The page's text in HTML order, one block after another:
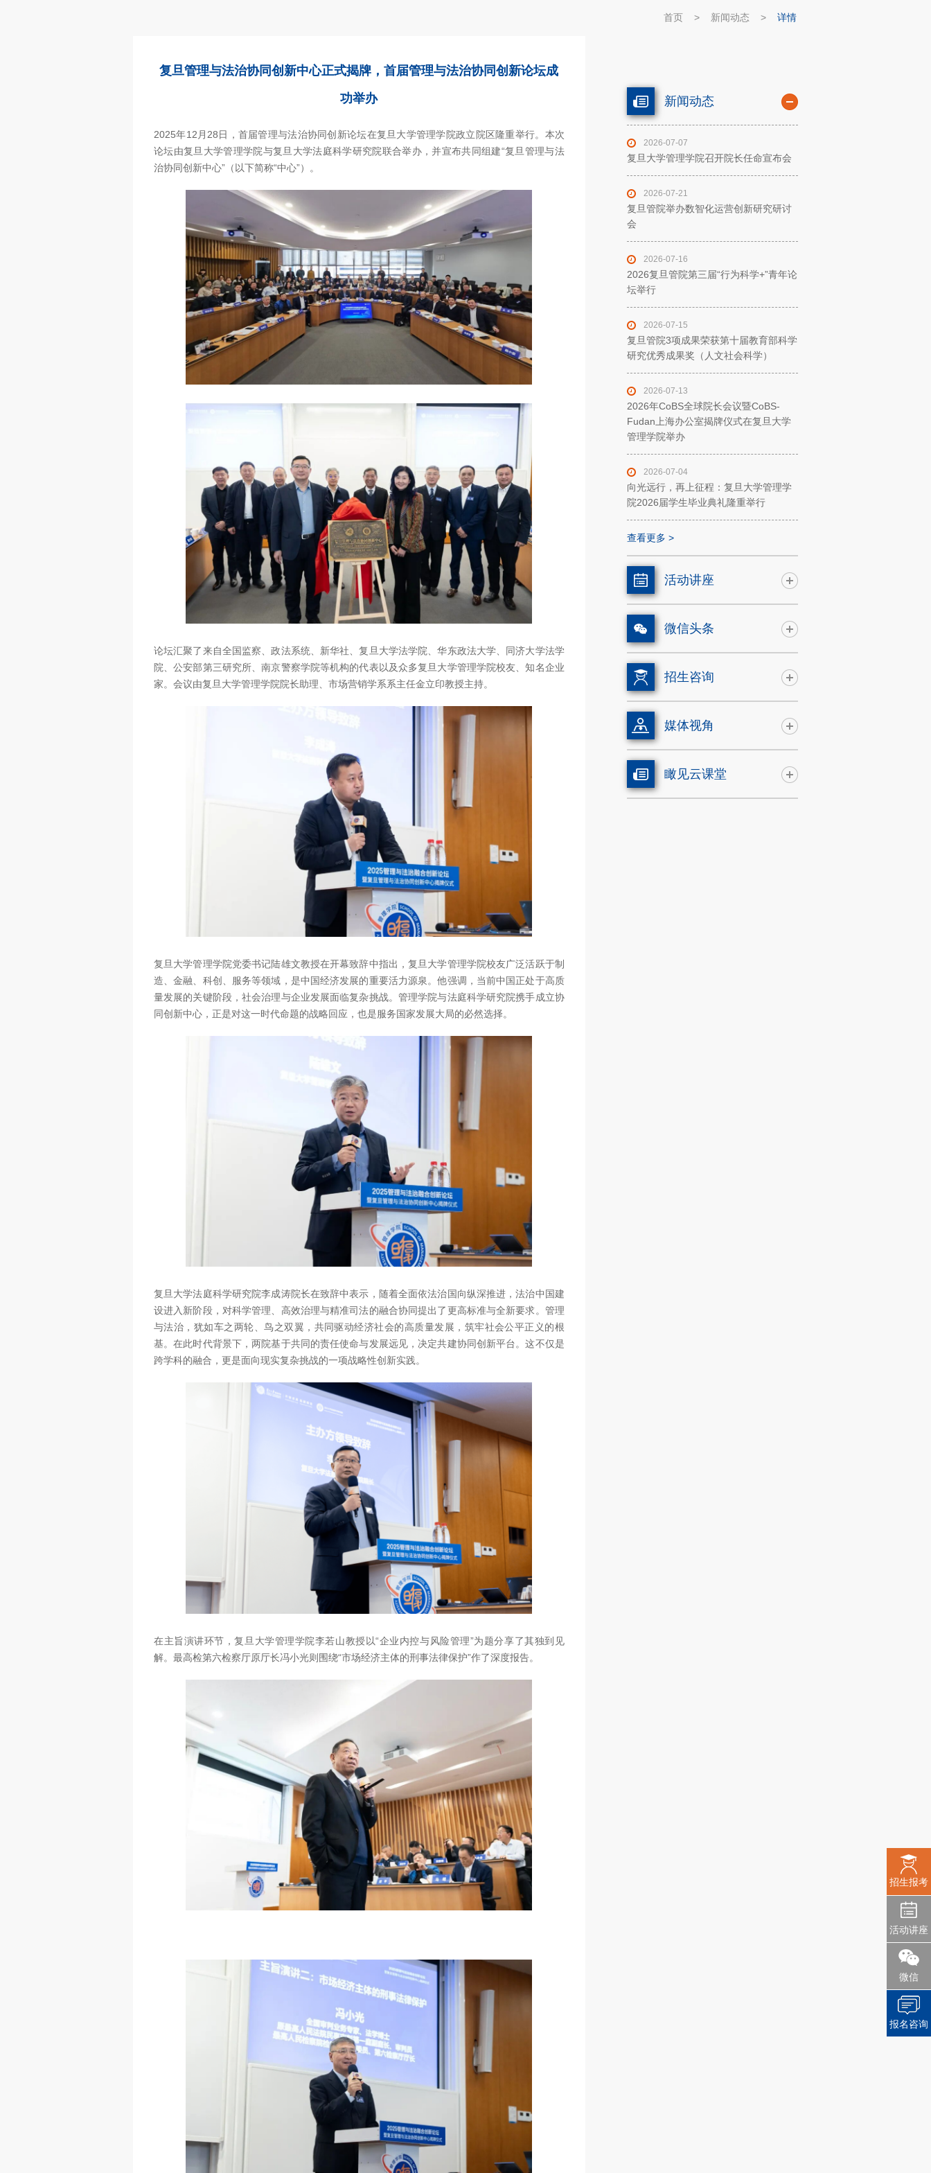
首页 > 新闻动态 > 详情
复旦管理与法治协同创新中心正式揭牌，首届管理与法治协同创新论坛成
功举办
2025年12月28日，首届管理与法治协同创新论坛在复旦大学管理学院政立院区隆重举行。本次
论坛由复旦大学管理学院与复旦大学法庭科学研究院联合举办，并宣布共同组建“复旦管理与法
治协同创新中心”（以下简称“中心”）。
论坛汇聚了来自全国监察、政法系统、新华社、复旦大学法学院、华东政法大学、同济大学法学
院、公安部第三研究所、南京警察学院等机构的代表以及众多复旦大学管理学院校友、知名企业
家。会议由复旦大学管理学院院长助理、市场营销学系系主任金立印教授主持。
复旦大学管理学院党委书记陆雄文教授在开幕致辞中指出，复旦大学管理学院校友广泛活跃于制
造、金融、科创、服务等领域，是中国经济发展的重要活力源泉。他强调，当前中国正处于高质
量发展的关键阶段，社会治理与企业发展面临复杂挑战。管理学院与法庭科学研究院携手成立协
同创新中心，正是对这一时代命题的战略回应，也是服务国家发展大局的必然选择。
复旦大学法庭科学研究院李成涛院长在致辞中表示，随着全面依法治国向纵深推进，法治中国建
设进入新阶段，对科学管理、高效治理与精准司法的融合协同提出了更高标准与全新要求。管理
与法治，犹如车之两轮、鸟之双翼，共同驱动经济社会的高质量发展，筑牢社会公平正义的根
基。在此时代背景下，两院基于共同的责任使命与发展远见，决定共建协同创新平台。这不仅是
跨学科的融合，更是面向现实复杂挑战的一项战略性创新实践。
在主旨演讲环节，复旦大学管理学院李若山教授以“企业内控与风险管理”为题分享了其独到见
解。最高检第六检察厅原厅长冯小光则围绕“市场经济主体的刑事法律保护”作了深度报告。
新闻动态
2026-07-07
复旦大学管理学院召开院长任命宣布会
2026-07-21
复旦管院举办数智化运营创新研究研讨
会
2026-07-16
2026复旦管院第三届“行为科学+”青年论
坛举行
2026-07-15
复旦管院3项成果荣获第十届教育部科学
研究优秀成果奖（人文社会科学）
2026-07-13
2026年CoBS全球院长会议暨CoBS-
Fudan上海办公室揭牌仪式在复旦大学
管理学院举办
2026-07-04
向光远行，再上征程：复旦大学管理学
院2026届学生毕业典礼隆重举行
查看更多 >
活动讲座
微信头条
招生咨询
媒体视角
瞰见云课堂
招生报考
活动讲座
微信
报名咨询